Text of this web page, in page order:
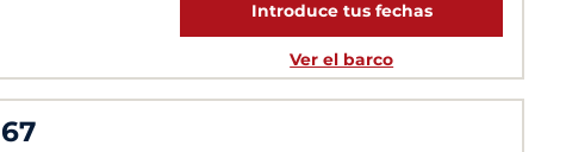
Introduce tus fechas
Ver el barco